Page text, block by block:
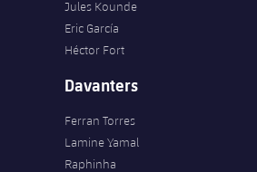
Jules Kounde
Eric García
Héctor Fort
Davanters
Ferran Torres
Lamine Yamal
Raphinha